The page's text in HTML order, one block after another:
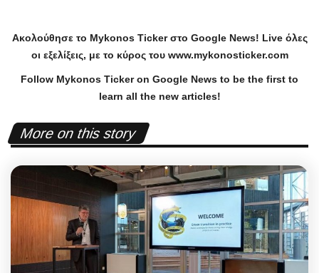
Ακολούθησε το Mykonos Tickerστο Google News! Liveόλες
οι εξελίξεις, με το κύρος του www.mykonosticker.com
Follow Mykonos Ticker on Google News to be the first to
learn all the new articles!
More on this story